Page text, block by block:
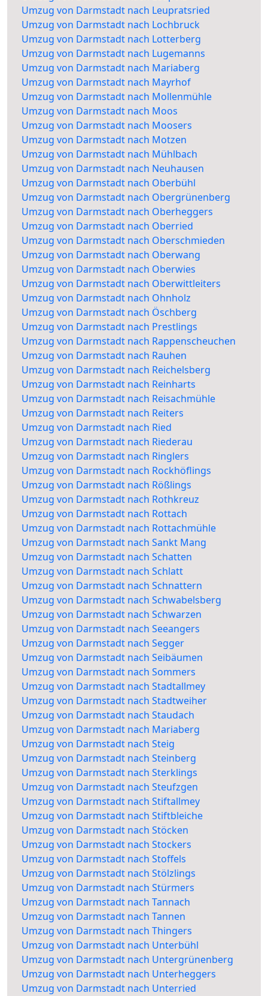
Umzug von Darmstadt nach Leupratsried
Umzug von Darmstadt nach Lochbruck
Umzug von Darmstadt nach Lotterberg
Umzug von Darmstadt nach Lugemanns
Umzug von Darmstadt nach Mariaberg
Umzug von Darmstadt nach Mayrhof
Umzug von Darmstadt nach Mollenmühle
Umzug von Darmstadt nach Moos
Umzug von Darmstadt nach Moosers
Umzug von Darmstadt nach Motzen
Umzug von Darmstadt nach Mühlbach
Umzug von Darmstadt nach Neuhausen
Umzug von Darmstadt nach Oberbühl
Umzug von Darmstadt nach Obergrünenberg
Umzug von Darmstadt nach Oberheggers
Umzug von Darmstadt nach Oberried
Umzug von Darmstadt nach Oberschmieden
Umzug von Darmstadt nach Oberwang
Umzug von Darmstadt nach Oberwies
Umzug von Darmstadt nach Oberwittleiters
Umzug von Darmstadt nach Ohnholz
Umzug von Darmstadt nach Öschberg
Umzug von Darmstadt nach Prestlings
Umzug von Darmstadt nach Rappenscheuchen
Umzug von Darmstadt nach Rauhen
Umzug von Darmstadt nach Reichelsberg
Umzug von Darmstadt nach Reinharts
Umzug von Darmstadt nach Reisachmühle
Umzug von Darmstadt nach Reiters
Umzug von Darmstadt nach Ried
Umzug von Darmstadt nach Riederau
Umzug von Darmstadt nach Ringlers
Umzug von Darmstadt nach Rockhöflings
Umzug von Darmstadt nach Rößlings
Umzug von Darmstadt nach Rothkreuz
Umzug von Darmstadt nach Rottach
Umzug von Darmstadt nach Rottachmühle
Umzug von Darmstadt nach Sankt Mang
Umzug von Darmstadt nach Schatten
Umzug von Darmstadt nach Schlatt
Umzug von Darmstadt nach Schnattern
Umzug von Darmstadt nach Schwabelsberg
Umzug von Darmstadt nach Schwarzen
Umzug von Darmstadt nach Seeangers
Umzug von Darmstadt nach Segger
Umzug von Darmstadt nach Seibäumen
Umzug von Darmstadt nach Sommers
Umzug von Darmstadt nach Stadtallmey
Umzug von Darmstadt nach Stadtweiher
Umzug von Darmstadt nach Staudach
Umzug von Darmstadt nach Mariaberg
Umzug von Darmstadt nach Steig
Umzug von Darmstadt nach Steinberg
Umzug von Darmstadt nach Sterklings
Umzug von Darmstadt nach Steufzgen
Umzug von Darmstadt nach Stiftallmey
Umzug von Darmstadt nach Stiftbleiche
Umzug von Darmstadt nach Stöcken
Umzug von Darmstadt nach Stockers
Umzug von Darmstadt nach Stoffels
Umzug von Darmstadt nach Stölzlings
Umzug von Darmstadt nach Stürmers
Umzug von Darmstadt nach Tannach
Umzug von Darmstadt nach Tannen
Umzug von Darmstadt nach Thingers
Umzug von Darmstadt nach Unterbühl
Umzug von Darmstadt nach Untergrünenberg
Umzug von Darmstadt nach Unterheggers
Umzug von Darmstadt nach Unterried